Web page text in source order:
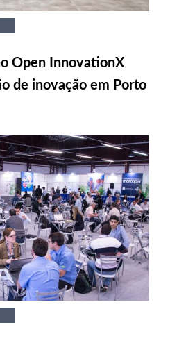
Open InnovationX
de inovação em Porto